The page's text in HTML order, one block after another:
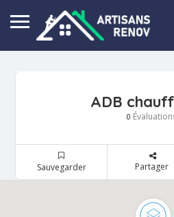
ADB
0
Sauvegarder Partager